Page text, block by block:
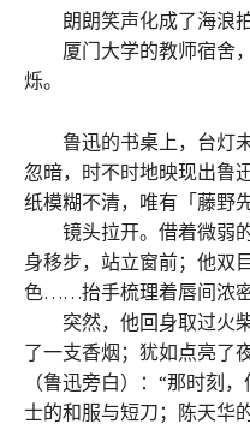
朗朗笑声化成了海浪拍
厦门大学的教师宿舍，
烁。
鲁迅的书桌上，台灯未
忽暗，时不时地映现出鲁
纸模糊不清，唯有「藤野
镜头拉开。借着微弱的
身移步，站立窗前；他双
色……抬手梳理着唇间浓密
突然，他回身取过火柴
了一支香烟；犹如点亮了
（鲁迅旁白）：“那时刻
士的和服与短刀；陈天华